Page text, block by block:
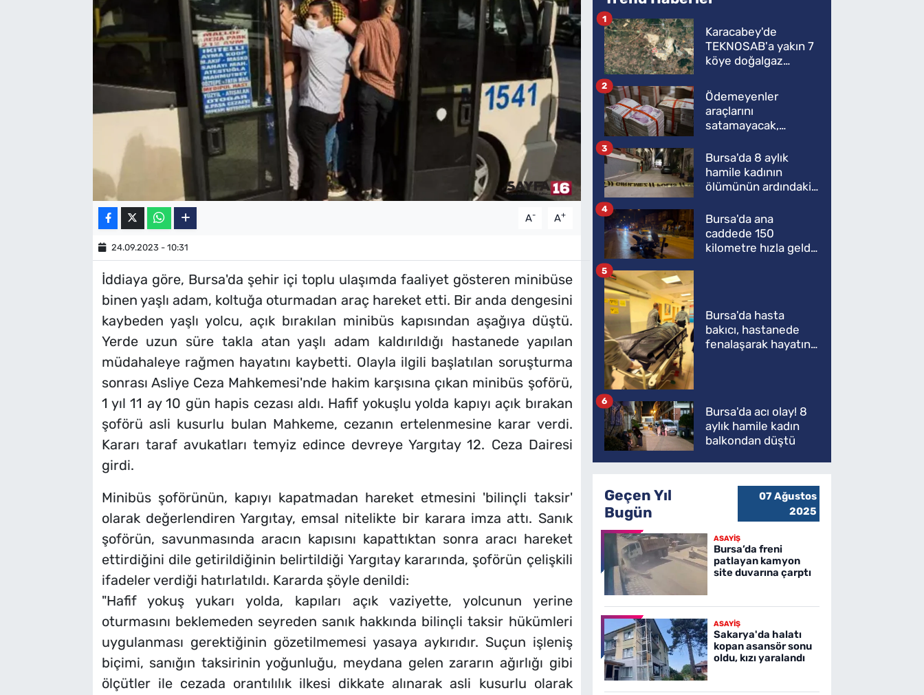
A- A+
24.09.2023 - 10:31
İddiaya göre, Bursa'da şehir içi toplu ulaşımda faaliyet gösteren minibüse
binen yaşlı adam, koltuğa oturmadan araç hareket etti. Bir anda dengesini
kaybeden yaşlı yolcu, açık bırakılan minibüs kapısından aşağıya düştü.
Yerde uzun süre takla atan yaşlı adam kaldırıldığı hastanede yapılan
müdahaleye rağmen hayatını kaybetti. Olayla ilgili başlatılan soruşturma
sonrası Asliye Ceza Mahkemesi'nde hakim karşısına çıkan minibüs şoförü,
1 yıl 11 ay 10 gün hapis cezası aldı. Hafif yokuşlu yolda kapıyı açık bırakan
şoförü asli kusurlu bulan Mahkeme, cezanın ertelenmesine karar verdi.
Kararı taraf avukatları temyiz edince devreye Yargıtay 12. Ceza Dairesi
girdi.
Minibüs şoförünün, kapıyı kapatmadan hareket etmesini 'bilinçli taksir'
olarak değerlendiren Yargıtay, emsal nitelikte bir karara imza attı. Sanık
şoförün, savunmasında aracın kapısını kapattıktan sonra aracı hareket
ettirdiğini dile getirildiğinin belirtildiği Yargıtay kararında, şoförün çelişkili
ifadeler verdiği hatırlatıldı. Kararda şöyle denildi:
"Hafif yokuş yukarı yolda, kapıları açık vaziyette, yolcunun yerine
oturmasını beklemeden seyreden sanık hakkında bilinçli taksir hükümleri
uygulanması gerektiğinin gözetilmemesi yasaya aykırıdır. Suçun işleniş
biçimi, sanığın taksirinin yoğunluğu, meydana gelen zararın ağırlığı gibi
ölçütler ile cezada orantılılık ilkesi dikkate alınarak asli kusurlu olarak
Karacabey'de
TEKNOSAB'a yakın 7
köye doğalgaz
1
Ödemeyenler
araçlarını
satamayacak,
2
Bursa'da 8 aylık
hamile kadının
ölümünün ardındaki
3
Bursa'da ana
caddede 150
kilometre hızla geldi,
4
Bursa'da hasta
bakıcı, hastanede
fenalaşarak hayatını
5
Bursa'da acı olay! 8
aylık hamile kadın
balkondan düştü
6
Geçen Yıl
Bugün
07 Ağustos
2025
ASAYİŞ
Bursa’da freni
patlayan kamyon
site duvarına çarptı
ASAYİŞ
Sakarya'da halatı
kopan asansör sonu
oldu, kızı yaralandı